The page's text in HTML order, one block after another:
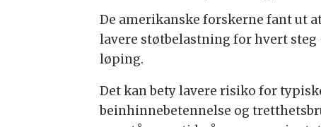
De amerikanske forskerne fant ut
lavere støtbelastning for hvert
løping.
Det kan bety lavere risiko for
beinhinnebetennelse og